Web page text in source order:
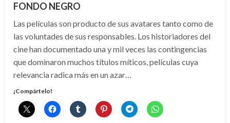
FONDO NEGRO
Las películas son producto de sus avatares tanto como de
las voluntades de sus responsables. Los historiadores del
cine han documentado una y mil veces las contingencias
que dominaron muchos títulos míticos, películas cuya
relevancia radica más en un azar…
¡Compártelo!